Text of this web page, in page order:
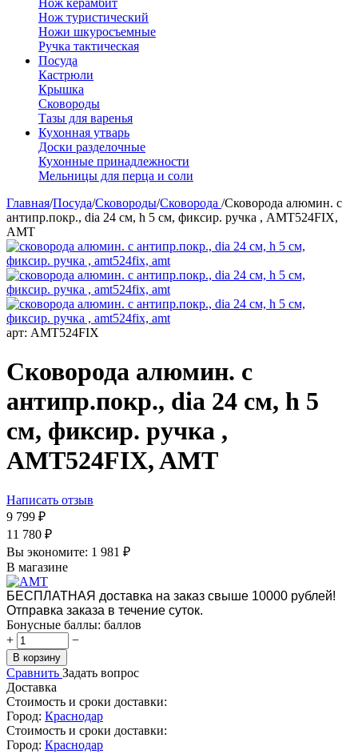
Нож керамбит
Нож туристический
Ножи шкуросъемные
Ручка тактическая
Посуда
Кастрюли
Крышка
Сковороды
Тазы для варенья
Кухонная утварь
Доски разделочные
Кухонные принадлежности
Мельницы для перца и соли
Главная/Посуда/Сковороды/Сковорода /Сковорода алюмин. с
антипр.покр., dia 24 см, h 5 см, фиксир. ручка , AMT524FIX,
AMT
арт: AMT524FIX
Сковорода алюмин. с
антипр.покр., dia 24 см, h 5
см, фиксир. ручка ,
AMT524FIX, AMT
Написать отзыв
9 799 ₽
11 780 ₽
Вы экономите: 1 981 ₽
В магазине
БЕСПЛАТНАЯ доставка на заказ свыше 10000 рублей!
Отправка заказа в течение суток.
Бонусные баллы: баллов
+
−
В корзину
Сравнить Задать вопрос
Доставка
Стоимость и сроки доставки:
Город: Краснодар
Стоимость и сроки доставки:
Город: Краснодар